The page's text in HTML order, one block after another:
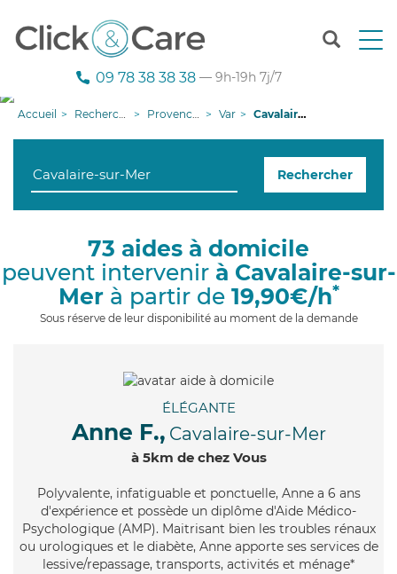
T
n
g
i
09 78 38 38 38 — 9h-19h 7j/7
Accueil Recherche aide à domicile Provence-Alpes-Côte d'Azur Var Cavalaire-sur-Mer
Rechercher
73 aides à domicile
peuvent intervenir à Cavalaire-sur-
Merà partir de 19,90€/h*
Sous réserve de leur disponibilité au moment de la demande
ÉLÉGANTE
Anne F., Cavalaire-sur-Mer
à 5km de chez Vous
Polyvalente, infatiguable et ponctuelle, Anne a 6 ans
d'expérience et possède un diplôme d'Aide Médico-
Psychologique (AMP). Maitrisant bien les troubles rénaux
ou urologiques et le diabète, Anne apporte ses services de
lessive/repassage, transports, activités et ménage*